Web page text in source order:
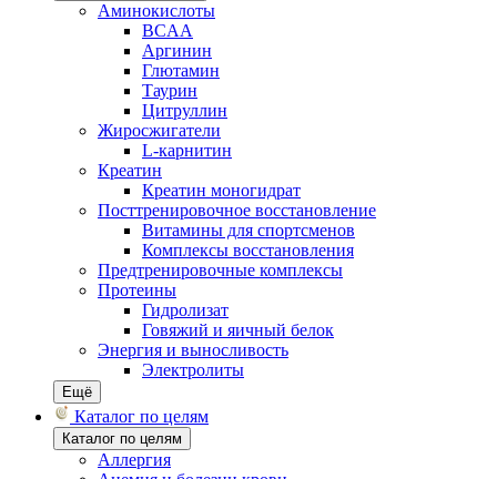
Аминокислоты
BCAA
Аргинин
Глютамин
Таурин
Цитруллин
Жиросжигатели
L-карнитин
Креатин
Креатин моногидрат
Посттренировочное восстановление
Витамины для спортсменов
Комплексы восстановления
Предтренировочные комплексы
Протеины
Гидролизат
Говяжий и яичный белок
Энергия и выносливость
Электролиты
Ещё
Каталог по целям
Каталог по целям
Аллергия